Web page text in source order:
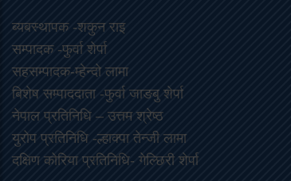
ब्यबस्थापक -शकुन राइ
सम्पादक -फुर्वा शेर्पा
सहसम्पादक-म्हेन्दो लामा
‍बिशेष सम्पाददाता -फुर्वा जा‌ङबु शेर्पा
नेपाल प्रतिनिधि – उत्तम श्रेष्ठ
युरोप प्रतिनिधि -ल्हाक्पा तेन्जी लामा
दक्षिण कोरिया प्रतिनिधि- गेल्छिरी शेर्पा